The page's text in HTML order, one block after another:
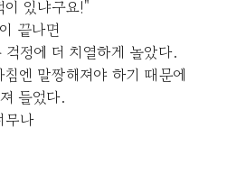
있냐구요!"
끝나면
정에 더 치열하게 놀았다.
엔 말짱해져야 하기 때문에
들었다.
무나